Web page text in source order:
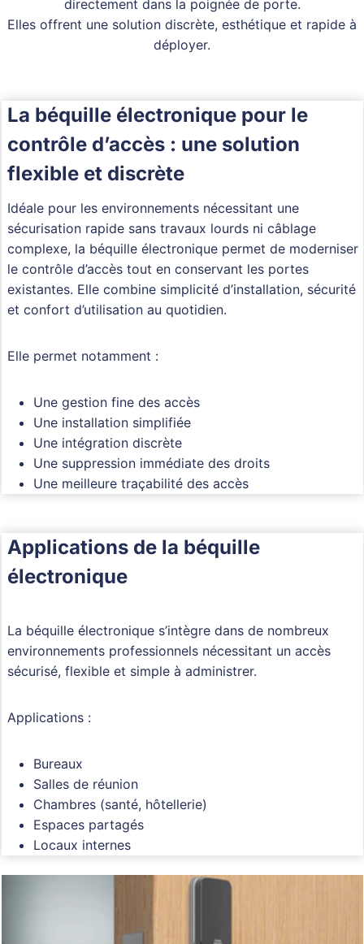
directement dans la poignée de porte.
Elles offrent une solution discrète, esthétique et rapide à
déployer.
La béquille électronique pour le
contrôle d’accès : une solution
flexible et discrète
Idéale pour les environnements nécessitant une
sécurisation rapide sans travaux lourds ni câblage
complexe, la béquille électronique permet de moderniser
le contrôle d’accès tout en conservant les portes
existantes. Elle combine simplicité d’installation, sécurité
et confort d’utilisation au quotidien.
Elle permet notamment :
Une gestion fine des accès
Une installation simplifiée
Une intégration discrète
Une suppression immédiate des droits
Une meilleure traçabilité des accès
Applications de la béquille
électronique
La béquille électronique s’intègre dans de nombreux
environnements professionnels nécessitant un accès
sécurisé, flexible et simple à administrer.
Applications :
Bureaux
Salles de réunion
Chambres (santé, hôtellerie)
Espaces partagés
Locaux internes